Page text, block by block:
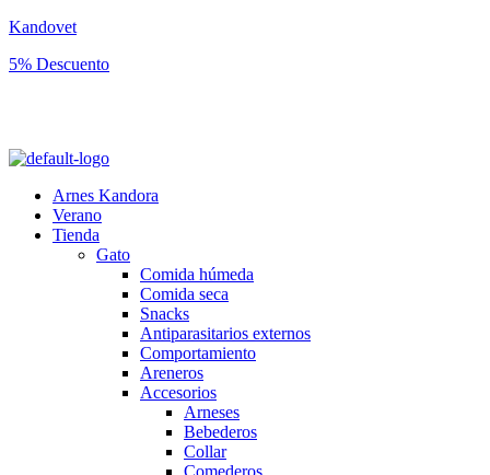
Kandovet
5% Descuento
Arnes Kandora
Verano
Tienda
Gato
Comida húmeda
Comida seca
Snacks
Antiparasitarios externos
Comportamiento
Areneros
Accesorios
Arneses
Bebederos
Collar
Comederos